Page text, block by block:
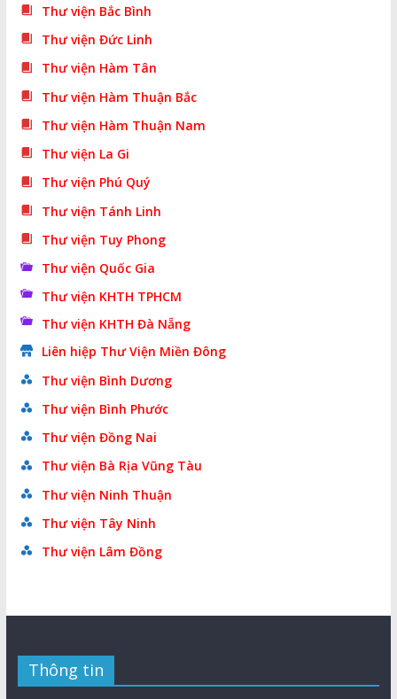
Thư viện Bắc Bình
Thư viện Đức Linh
Thư viện Hàm Tân
Thư viện Hàm Thuận Bắc
Thư viện Hàm Thuận Nam
Thư viện La Gi
Thư viện Phú Quý
Thư viện Tánh Linh
Thư viện Tuy Phong
Thư viện Quốc Gia
Thư viện KHTH TPHCM
Thư viện KHTH Đà Nẵng
Liên hiệp Thư Viện Miền Đông
Thư viện Bình Dương
Thư viện Bình Phước
Thư viện Đồng Nai
Thư viện Bà Rịa Vũng Tàu
Thư viện Ninh Thuận
Thư viện Tây Ninh
Thư viện Lâm Đồng
Thông tin